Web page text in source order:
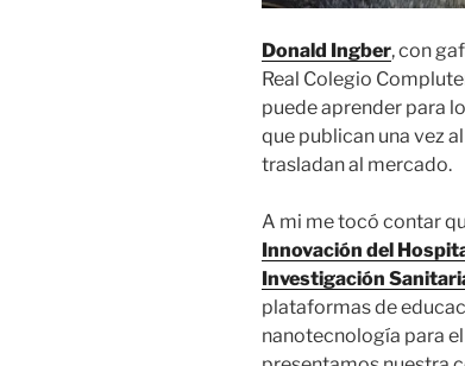
Donald Ingber, con
Real Colegio
puede aprender para
que publican una vez
trasladan al mercado.
A mi me tocó contar
Innovación del
Investigación
plataformas de
nanotecnología para